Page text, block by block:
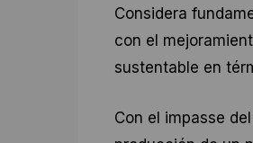
Considera
con el
sustentable en
Con el impasse